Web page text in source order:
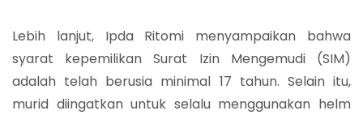
Lebih lanjut, Ipda Ritomi menyampaikan bahwa
syarat kepemilikan Surat Izin Mengemudi (SIM)
adalah telah berusia minimal 17 tahun. Selain itu,
murid diingatkan untuk selalu menggunakan helm